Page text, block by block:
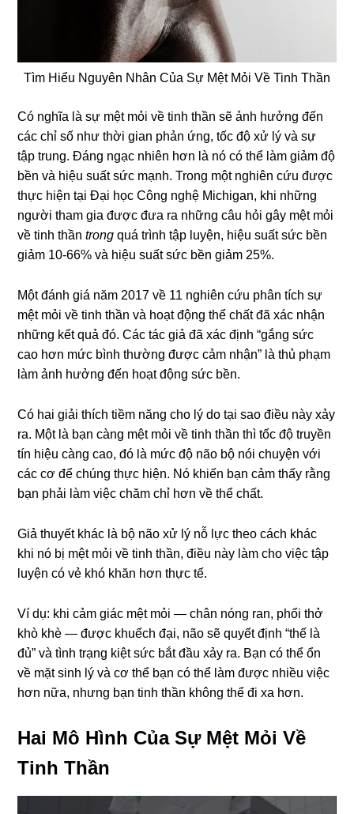
Tìm Hiểu Nguyên Nhân Của Sự Mệt Mỏi Về Tinh Thần
Có nghĩa là sự mệt mỏi về tinh thần sẽ ảnh hưởng đến
các chỉ số như thời gian phản ứng, tốc độ xử lý và sự
tập trung. Đáng ngạc nhiên hơn là nó có thể làm giảm độ
bền và hiệu suất sức mạnh. Trong một nghiên cứu được
thực hiện tại Đại học Công nghệ Michigan, khi những
người tham gia được đưa ra những câu hỏi gây mệt mỏi
về tinh thầntrong quá trình tập luyện, hiệu suất sức bền
giảm 10-66% và hiệu suất sức bền giảm 25%.
Một đánh giá năm 2017 về 11 nghiên cứu phân tích sự
mệt mỏi về tinh thần và hoạt động thể chất đã xác nhận
những kết quả đó. Các tác giả đã xác định “gắng sức
cao hơn mức bình thường được cảm nhận” là thủ phạm
làm ảnh hưởng đến hoạt động sức bền.
Có hai giải thích tiềm năng cho lý do tại sao điều này xảy
ra. Một là bạn càng mệt mỏi về tinh thần thì tốc độ truyền
tín hiệu càng cao, đó là mức độ não bộ nói chuyện với
các cơ để chúng thực hiện. Nó khiến bạn cảm thấy rằng
bạn phải làm việc chăm chỉ hơn về thể chất.
Giả thuyết khác là bộ não xử lý nỗ lực theo cách khác
khi nó bị mệt mỏi về tinh thần, điều này làm cho việc tập
luyện có vẻ khó khăn hơn thực tế.
Ví dụ: khi cảm giác mệt mỏi — chân nóng ran, phổi thở
khò khè — được khuếch đại, não sẽ quyết định “thế là
đủ” và tình trạng kiệt sức bắt đầu xảy ra. Bạn có thể ổn
về mặt sinh lý và cơ thể bạn có thể làm được nhiều việc
hơn nữa, nhưng bạn tinh thần không thể đi xa hơn.
Hai Mô Hình Của Sự Mệt Mỏi Về
Tinh Thần